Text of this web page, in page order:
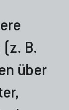
B.
über